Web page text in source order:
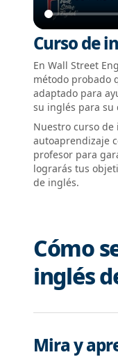
Curso de
En Wall Street
método probado
adaptado para
su inglés para su
Nuestro curso
autoaprendizaje
profesor para
lograrás tus
de inglés.
Cómo
inglés
Mira y